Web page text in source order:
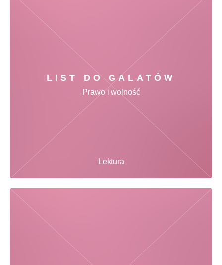
LIST DO GALATÓW
Lektura
Prawo i wolność